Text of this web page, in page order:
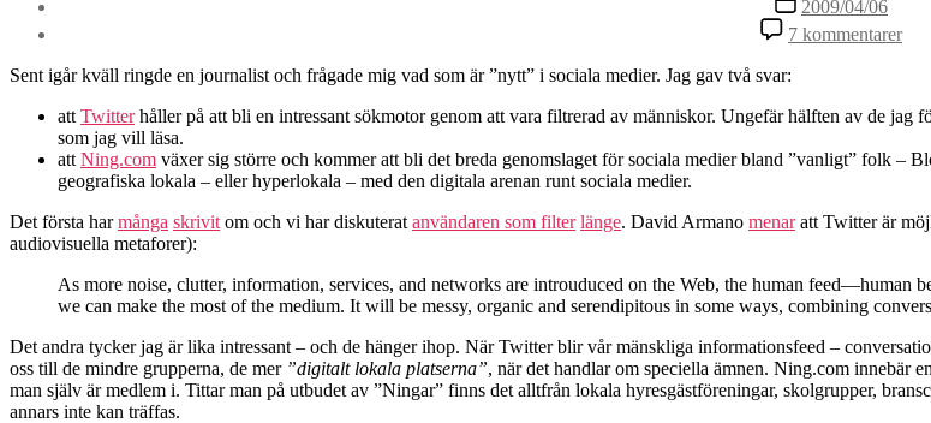
2009/04/06
7 kommentarertill
i
Sent igår kväll ringde en journalist och frågade mig vad som är ”nytt” i sociala medier. Jag gav två svar:
att Twitterhåller på att bli en intressant sökmotor genom att vara filtrerad av människor. Ungefär hälften av de jag
som jag vill läsa.
att Ning.com växer sig större och kommer att bli det breda genomslaget för sociala medier bland ”vanligt” folk –
geografiska lokala – eller hyperlokala – med den digitala arenan runt sociala medier.
Det första harmånga skrivit om och vi har diskuterat användaren som filter länge. David Armano menaratt Twitter är
audiovisuella metaforer):
As more noise, clutter, information, services, and networks are introuduced on the Web, the human feed—human
we can make the most of the medium. It will be messy, organic and serendipitous in some ways, combining
Det andra tycker jag är lika intressant – och de hänger ihop. När Twitter blir vår mänskliga informationsfeed –
oss till de mindre grupperna, de mer ”digitalt lokala platserna”, när det handlar om speciella ämnen. Ning.com innebär
man själv är medlem i. Tittar man på utbudet av ”Ningar” finns det alltfrån lokala hyresgästföreningar, skolgrupper,
annars inte kan träffas.